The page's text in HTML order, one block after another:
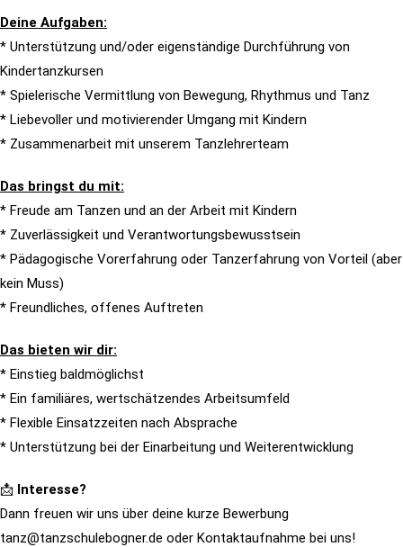
Deine Aufgaben:
* Unterstützung und/oder eigenständige Durchführung von
Kindertanzkursen
* Spielerische Vermittlung von Bewegung, Rhythmus und Tanz
* Liebevoller und motivierender Umgang mit Kindern
* Zusammenarbeit mit unserem Tanzlehrerteam
Das bringst du mit:
* Freude am Tanzen und an der Arbeit mit Kindern
* Zuverlässigkeit und Verantwortungsbewusstsein
* Pädagogische Vorerfahrung oder Tanzerfahrung von Vorteil (aber
kein Muss)
* Freundliches, offenes Auftreten
Das bieten wir dir:
* Einstieg baldmöglichst
* Ein familiäres, wertschätzendes Arbeitsumfeld
* Flexible Einsatzzeiten nach Absprache
* Unterstützung bei der Einarbeitung und Weiterentwicklung
📩 Interesse?
Dann freuen wir uns über deine kurze Bewerbung
tanz@tanzschulebogner.de oder Kontaktaufnahme bei uns!